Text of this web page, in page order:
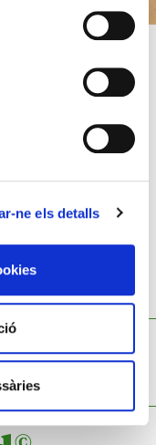
ne els detalls